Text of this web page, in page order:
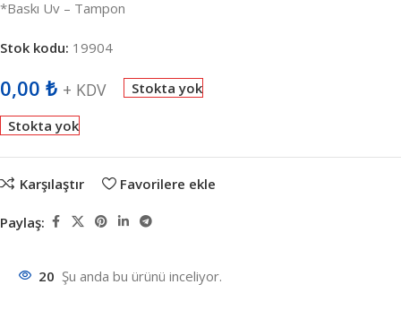
*Baskı Uv – Tampon
Stok kodu: 19904
0,00 ₺ + KDV Stokta yok
Stokta yok
Karşılaştır Favorilere ekle
Paylaş:
20 Şu anda bu ürünü inceliyor.